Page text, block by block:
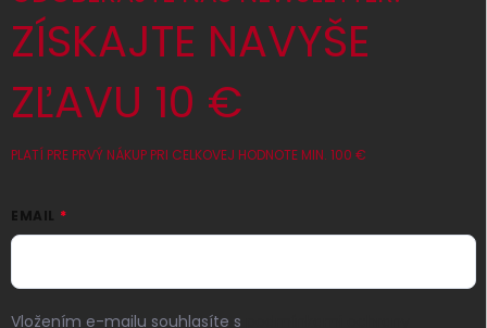
ZÍSKAJTE NAVYŠE
ZĽAVU 10 €
PLATÍ PRE PRVÝ NÁKUP PRI CELKOVEJ HODNOTE MIN. 100 €
EMAIL
Vložením e-mailu souhlasíte s